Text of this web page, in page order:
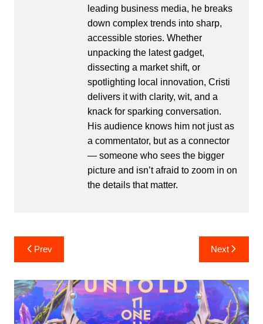
leading business media, he breaks
down complex trends into sharp,
accessible stories. Whether
unpacking the latest gadget,
dissecting a market shift, or
spotlighting local innovation, Cristi
delivers it with clarity, wit, and a
knack for sparking conversation.
His audience knows him not just as
a commentator, but as a connector
— someone who sees the bigger
picture and isn’t afraid to zoom in on
the details that matter.
Post
navigation
Prev Next